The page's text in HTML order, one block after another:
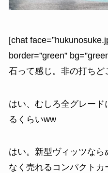
[chat
border=”green”
石って感じ。非の打ち
はい、むしろ全グレー
るくらいww
はい。新型ヴィッツな
なく売れるコンパクト